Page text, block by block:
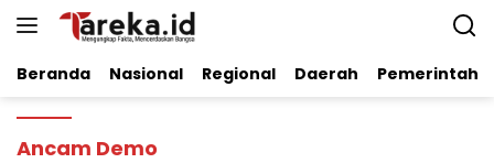
Beranda Nasional Regional Daerah
Ancam Demo